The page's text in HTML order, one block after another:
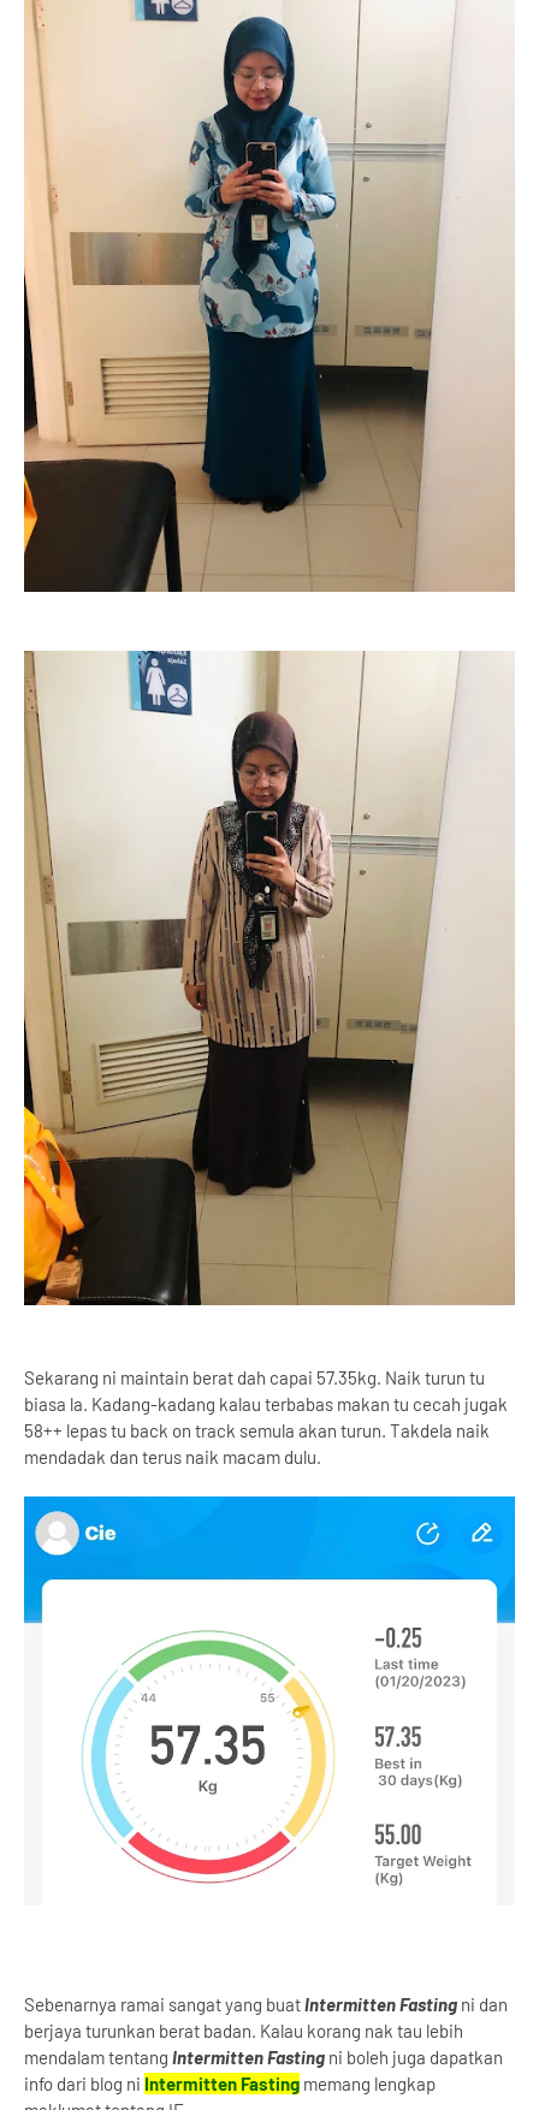
Sekarang ni maintain berat dah capai 57.35kg. Naik turun tu
biasa la. Kadang-kadang kalau terbabas makan tu cecah jugak
58++ lepas tu back on track semula akan turun. Takdela naik
mendadak dan terus naik macam dulu.
Sebenarnya ramai sangat yang buatIntermitten Fasting ni dan
berjaya turunkan berat badan. Kalau korang nak tau lebih
mendalam tentang Intermitten Fasting ni boleh juga dapatkan
info dari blog ni Intermitten Fasting memang lengkap